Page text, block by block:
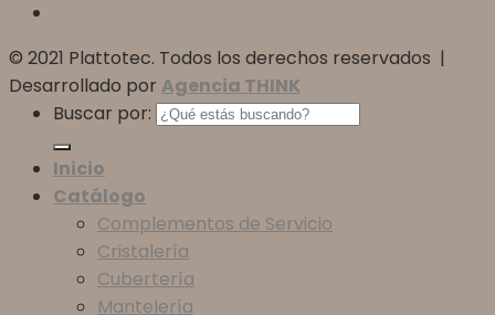
© 2021 Plattotec. Todos los derechos reservados |
Desarrollado por Agencia THINK
Buscar por:
Inicio
Catálogo
Complementos de Servicio
Cristalería
Cubertería
Mantelería